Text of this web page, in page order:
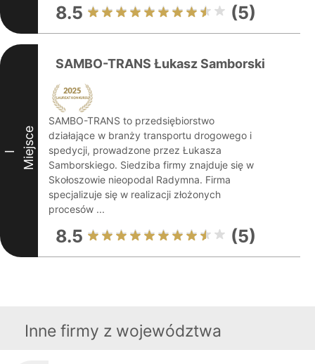
8.5 (5)
I Miejsce
SAMBO-TRANS Łukasz Samborski
SAMBO-TRANS to przedsiębiorstwo
działające w branży transportu drogowego i
spedycji, prowadzone przez Łukasza
Samborskiego. Siedziba firmy znajduje się w
Skołoszowie nieopodal Radymna. Firma
specjalizuje się w realizacji złożonych
procesów ...
8.5 (5)
Inne firmy z województwa